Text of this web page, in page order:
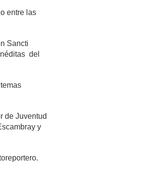
entre las
Sancti
del
de Juventud
y